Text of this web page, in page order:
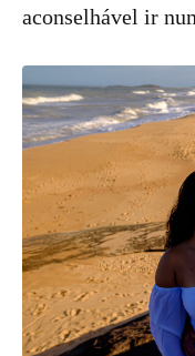
aconselhável ir